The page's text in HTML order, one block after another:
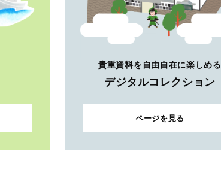
貴重資料を自由自在に楽しめる
デジタルコレクション
ページを見る